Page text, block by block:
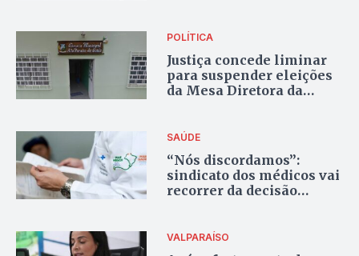
POLÍTICA
Justiça concede liminar
para suspender eleições
da Mesa Diretora da
SAÚDE
“Nós discordamos”:
sindicato dos médicos vai
recorrer da decisão
VALPARAÍSO